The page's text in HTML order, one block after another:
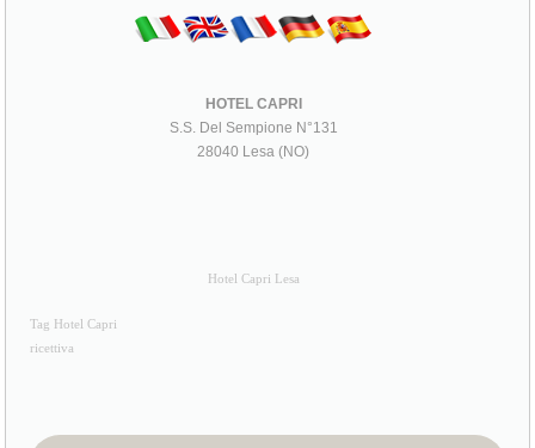
HOTEL CAPRI
S.S. Del Sempione N°131
28040 Lesa (NO)
Hotel Capri Lesa
Tag Hotel Capri
ricettiva